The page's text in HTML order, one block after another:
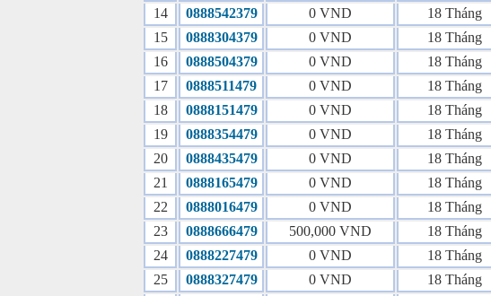
14
0888542379 0 VND
18 Tháng
15
0888304379 0 VND
18 Tháng
16
0888504379 0 VND
18 Tháng
17
0888511479 0 VND
18 Tháng
18
0888151479 0 VND
18 Tháng
19
0888354479 0 VND
18 Tháng
20
0888435479 0 VND
18 Tháng
21
0888165479 0 VND
18 Tháng
22
0888016479 0 VND
18 Tháng
23
0888666479 500,000 VND
18 Tháng
24
0888227479 0 VND
18 Tháng
25
0888327479 0 VND
18 Tháng